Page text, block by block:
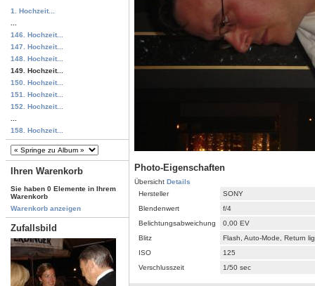
1. Hochzeit...
146. Hochzeit...
147. Hochzeit...
148. Hochzeit...
149. Hochzeit...
150. Hochzeit...
151. Hochzeit...
152. Hochzeit...
158. Hochzeit...
Ihren Warenkorb
Sie haben 0 Elemente in Ihrem
Warenkorb
Warenkorb anzeigen
Zufallsbild
Photo-Eigenschaften
Übersicht Details
Hersteller
SONY
Blendenwert
f/4
Belichtungsabweichung
0,00 EV
Blitz
Flash, Auto-Mode, Return
ISO
125
Verschlusszeit
1/50 sec